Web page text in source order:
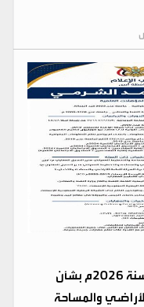
قرار رئيس مجلس الوزراء رقم (64) لسنة 2026م بشأن
والمساحة